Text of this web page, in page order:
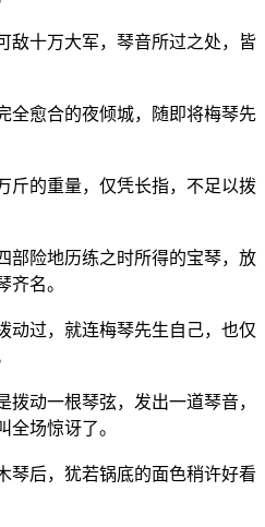
敌十万大军，琴音所过之处，皆
全愈合的夜倾城，随即将梅琴先
斤的重量，仅凭长指，不足以拨
部险地历练之时所得的宝琴，放
齐名。
动过，就连梅琴先生自己，也仅
动一根琴弦，发出一道琴音，
全场惊讶了。
琴后，犹若锅底的面色稍许好看